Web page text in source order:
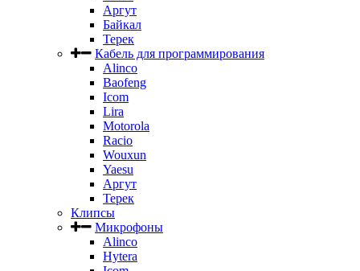
Аргут
Байкал
Терек
Кабель для программирования
Alinco
Baofeng
Icom
Lira
Motorola
Racio
Wouxun
Yaesu
Аргут
Терек
Клипсы
Микрофоны
Alinco
Hytera